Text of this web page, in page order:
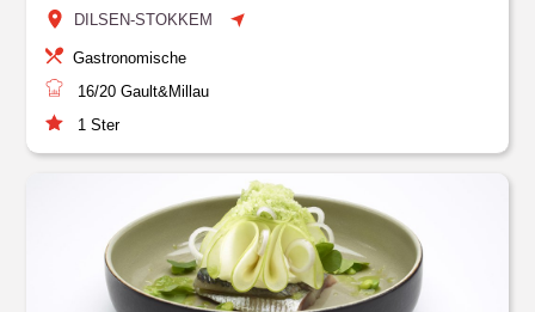
DILSEN-STOKKEM
Gastronomische
16/20 Gault&Millau
1 Ster